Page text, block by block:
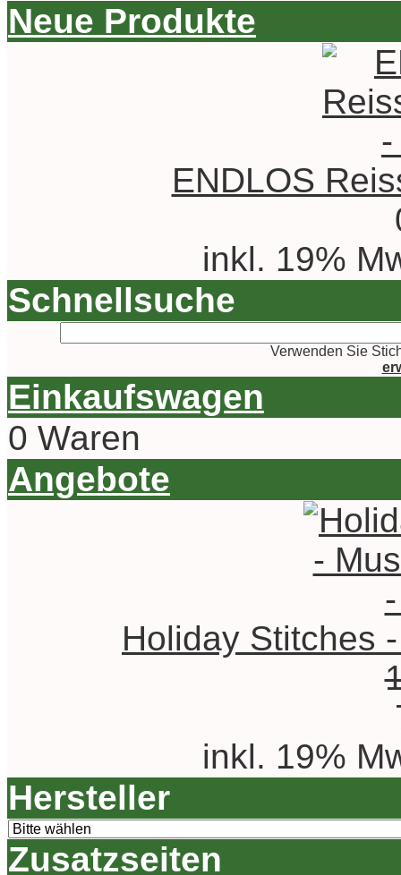
Neue Produkte
ENDLOS
inkl. 19%
Schnellsuche
Verwenden Sie
Einkaufswagen
0 Waren
Angebote
Holiday Stitches
inkl. 19%
Hersteller
Zusatzseiten